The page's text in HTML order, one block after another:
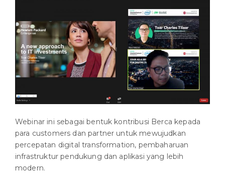
Webinar ini sebagai bentuk kontribusi Berca kepada
para customers dan partner untuk mewujudkan
percepatan digital transformation, pembaharuan
infrastruktur pendukung dan aplikasi yang lebih
modern.